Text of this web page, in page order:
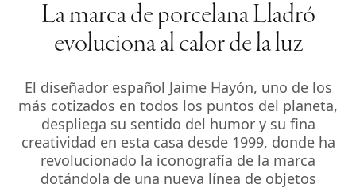
La marca de porcelana Lladró
evoluciona al calor de la luz
El diseñador español Jaime Hayón, uno de los
más cotizados en todos los puntos del planeta,
despliega su sentido del humor y su fina
creatividad en esta casa desde 1999, donde ha
revolucionado la iconografía de la marca
dotándola de una nueva línea de objetos